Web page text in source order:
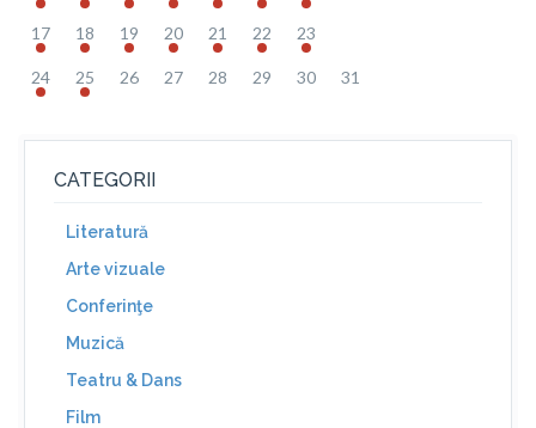
17 18 19 20 21 22 23
24 25 26 27 28 29 30 31
CATEGORII
Literatură
Arte vizuale
Conferinţe
Muzică
Teatru & Dans
Film